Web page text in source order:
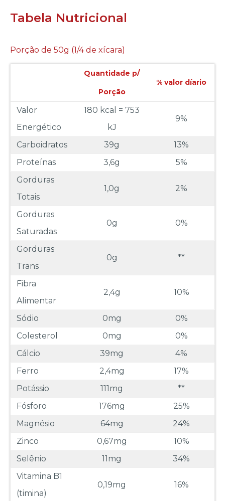
Tabela Nutricional
Porção de 50g (1/4 de xícara)
Quantidade p/
Porção
% valor díario
Valor
Energético
180 kcal = 753
kJ
9%
Carboidratos 39g
13%
Proteínas
3,6g
5%
Gorduras
Totais
1,0g 2%
Gorduras
Saturadas
0g 0%
Gorduras
Trans
0g **
Fibra
Alimentar
2,4g 10%
Sódio 0mg
0%
Colesterol
0mg
0%
Cálcio
39mg
4%
Ferro
2,4mg
17%
Potássio
111mg
**
Fósforo
176mg
25%
Magnésio
64mg
24%
Zinco
0,67mg
10%
Selênio
11mg
34%
Vitamina B1
(timina)
0,19mg 16%